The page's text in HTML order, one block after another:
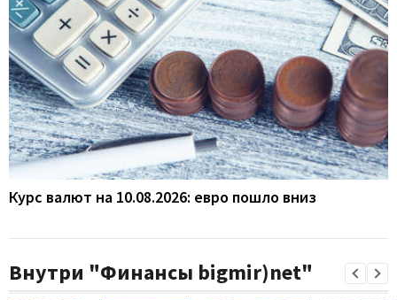
Курс валют на 10.08.2026: евро пошло вниз
Внутри "Финансы bigmir)net"